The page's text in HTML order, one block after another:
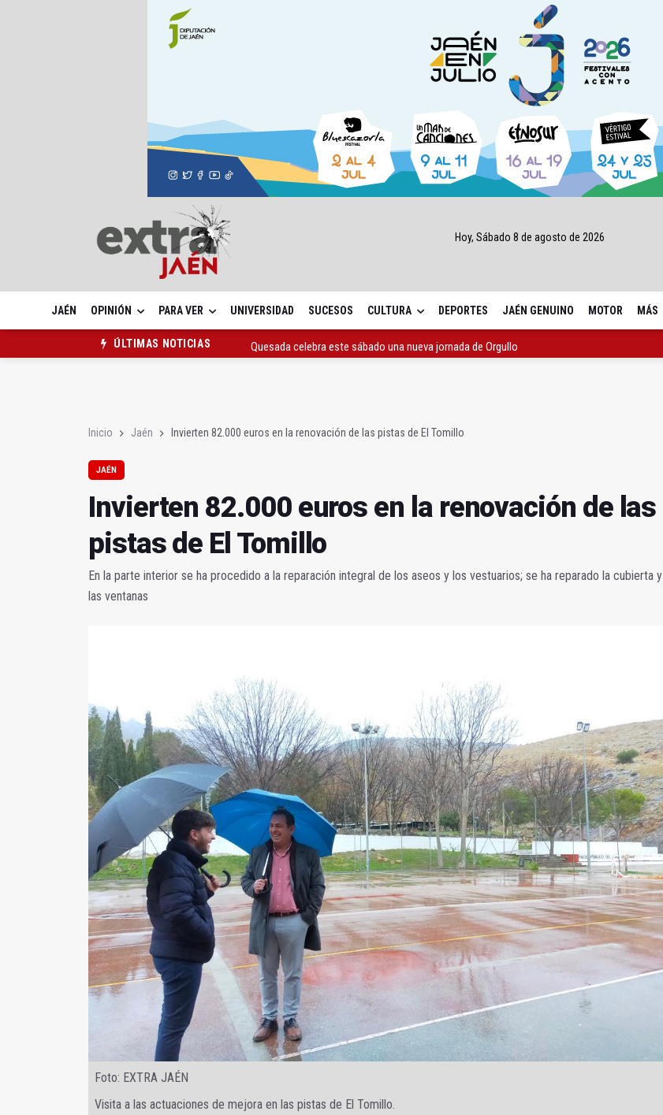
Hoy, Sábado 8 de agosto de 2026
JAÉN OPINIÓN PARA VER UNIVERSIDAD SUCESOS CULTURA DEPORTES JAÉN GENUINO MOTOR MÁS
ÚLTIMAS NOTICIAS
Quesada celebra este sábado una nueva jornada de Orgullo
Inicio Jaén Invierten 82.000 euros en la renovación de las pistas de El Tomillo
JAÉN
Invierten 82.000 euros en la renovación de las
pistas de El Tomillo
En la parte interior se ha procedido a la reparación integral de los aseos y los vestuarios; se ha reparado la cubierta y
las ventanas
Foto: EXTRA JAÉN
Visita a las actuaciones de mejora en las pistas de El Tomillo.